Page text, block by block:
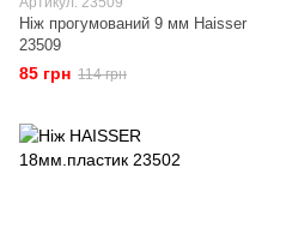
Ніж прогумований 9 мм Haisser
23509
85 грн 114 грн